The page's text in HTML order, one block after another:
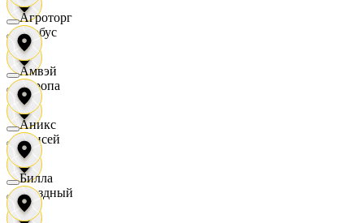
Глобус
Европа
Елисей
Звездный
Агроторг
Амвэй
Аникс
Билла